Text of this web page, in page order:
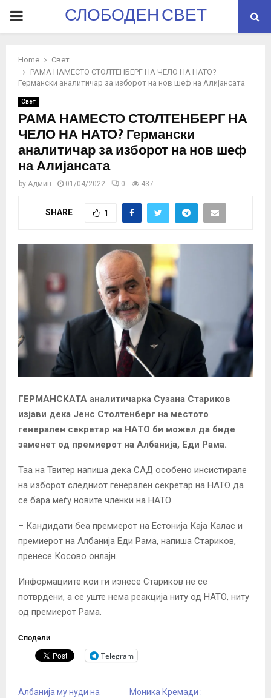
PRIMARYСЛОБОДЕН СВЕТ
Home
Свет
РАМА НАМЕСТО СТОЛТЕНБЕРГ НА ЧЕЛО НА НАТО?
Германски аналитичар за изборот на нов шеф на Алијансата
Свет
РАМА НАМЕСТО СТОЛТЕНБЕРГ НА
ЧЕЛО НА НАТО? Германски
аналитичар за изборот на нов шеф
на Алијансата
by Админ 01/04/2022 0 437
SHARE 1
ГЕРМАНСКАТА аналитичарка Сузана Стариков
изјави дека Јенс Столтенберг на местото
генерален секретар на НАТО би можел да биде
заменет од премиерот на Албанија, Еди Рама.
Таа на Твитер напиша дека САД особено инсистирале
на изборот следниот генерален секретар на НАТО да
се бара меѓу новите членки на НАТО.
– Кандидати беа премиерот на Естонија Каја Калас и
премиерот на Албанија Еди Рама, напиша Стариков,
пренесе Косово онлајн.
Информациите кои ги изнесе Стариков не се
потврдени, а се уште нема реакција ниту од НАТО, ниту
од премиерот Рама.
Сподели
Telegram
Албанија му нуди на
Моника Кремади :